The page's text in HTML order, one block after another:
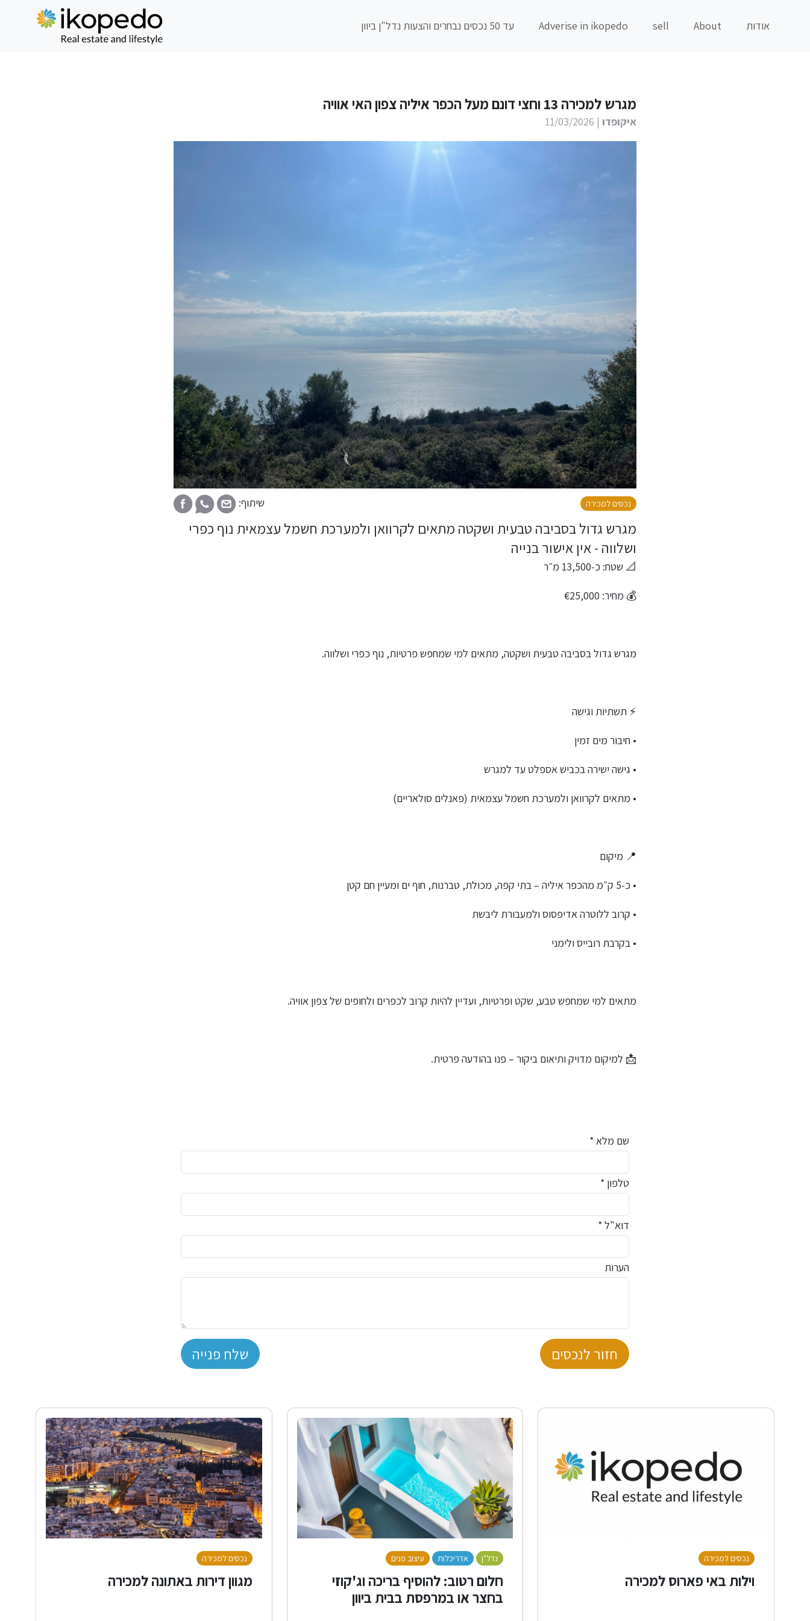
אודות About
sell
Adverise in ikopedo עד 50 נכסים נבחרים והצעות נדל"ן ביוון
מגרש למכירה 13 וחצי דונם מעל הכפר איליה צפון האי אוויה
איקופדו | 11/03/2026
נכסים למכירה שיתוף:
מגרש גדול בסביבה טבעית ושקטה מתאים לקרוואן ולמערכת חשמל עצמאית נוף כפרי
ושלווה - אין אישור בנייה
📐 שטח: כ-13,500 מ״ר
💰 מחיר: €25,000
מגרש גדול בסביבה טבעית ושקטה, מתאים למי שמחפש פרטיות, נוף כפרי ושלווה.
⚡ תשתיות וגישה
• חיבור מים זמין
• גישה ישירה בכביש אספלט עד למגרש
• מתאים לקרוואן ולמערכת חשמל עצמאית (פאנלים סולאריים)
📍 מיקום
• כ-5 ק״מ מהכפר איליה – בתי קפה, מכולת, טברנות, חוף ים ומעיין חם קטן
• קרוב ללוטרה אדיפסוס ולמעבורת ליבשת
• בקרבת רובייס ולימני
מתאים למי שמחפש טבע, שקט ופרטיות, ועדיין להיות קרוב לכפרים ולחופים של צפון אוויה.
📩 למיקום מדויק ותיאום ביקור – פנו בהודעה פרטית.
שם מלא *
טלפון *
דוא"ל *
הערות
חזור לנכסים שלח פנייה
נכסים למכירה
וילות באי פארוס למכירה
נדל"ן אדריכלות עיצוב פנים
חלום רטוב: להוסיף בריכה וג'קוזי
בחצר או במרפסת בבית ביוון
נכסים למכירה
מגוון דירות באתונה למכירה